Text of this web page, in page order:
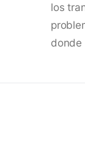
los
donde